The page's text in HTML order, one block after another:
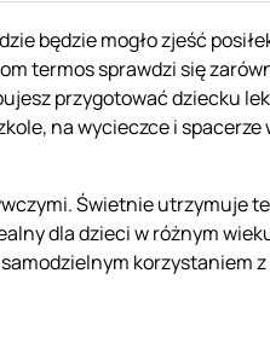
będzie mogło zjeść
termos sprawdzi się
przygotować dziecku
na wycieczce i spacerze
Świetnie utrzymuje
dla dzieci w różnym
korzystaniem